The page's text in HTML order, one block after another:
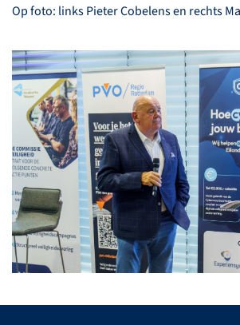
Op foto: links Pieter Cobelens en rechts